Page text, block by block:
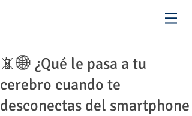
📵🌐 ¿Qué le pasa a tu
cerebro cuando te
desconectas del smartphone